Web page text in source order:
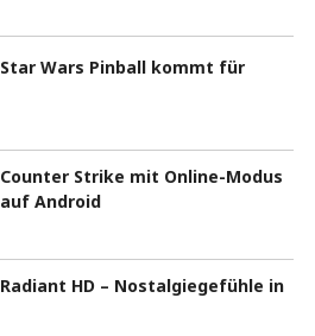
Star Wars Pinball kommt für
Counter Strike mit Online-Modus
auf Android
Radiant HD – Nostalgiegefühle in